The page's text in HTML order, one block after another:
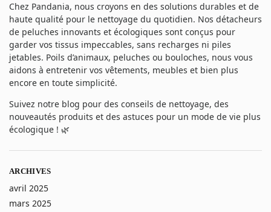
Chez Pandania, nous croyons en des solutions durables et de
haute qualité pour le nettoyage du quotidien. Nos détacheurs
de peluches innovants et écologiques sont conçus pour
garder vos tissus impeccables, sans recharges ni piles
jetables. Poils d’animaux, peluches ou bouloches, nous vous
aidons à entretenir vos vêtements, meubles et bien plus
encore en toute simplicité.
Suivez notre blog pour des conseils de nettoyage, des
nouveautés produits et des astuces pour un mode de vie plus
écologique ! 🌿
ARCHIVES
avril 2025
mars 2025